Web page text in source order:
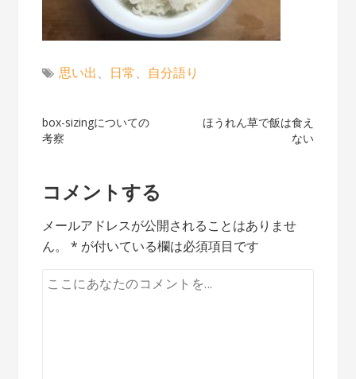
思い出、 日常、 自分語り
投
ナ
ビ
ゲ
ー
box-sizingについての
考察
ほうれん草で飯は食え
ない
コメントする
メールアドレスが公開されることはありませ
ん。
* が付いている欄は必須項目です